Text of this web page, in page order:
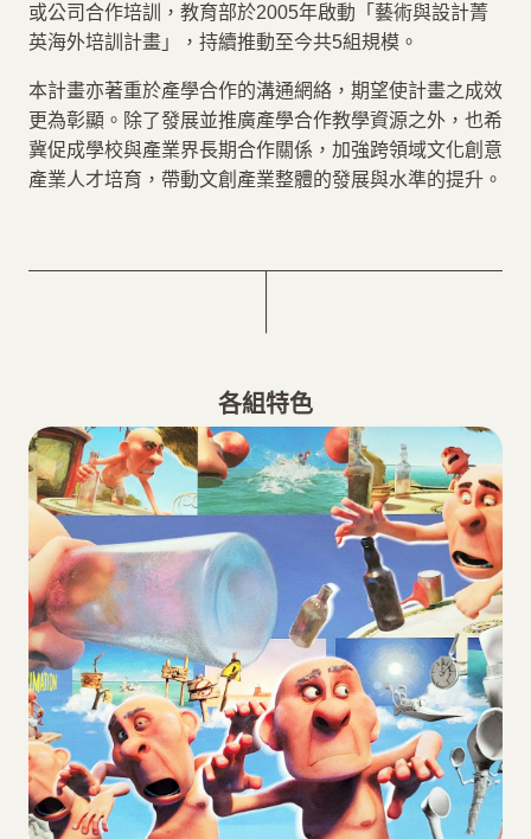
網站導覽
網站導覽 Sitemap
ENGLISH
ENGLISH Introduction
社群平台
社群平台 Facebook 粉絲頁
YouTube 頻道
或公司合作培訓，教育部於2005年啟動「藝術與設計菁
英海外培訓計畫」，持續推動至今共5組規模。
本計畫亦著重於產學合作的溝通網絡，期望使計畫之成效
更為彰顯。除了發展並推廣產學合作教學資源之外，也希
冀促成學校與產業界長期合作關係，加強跨領域文化創意
產業人才培育，帶動文創產業整體的發展與水準的提升。
各組特色